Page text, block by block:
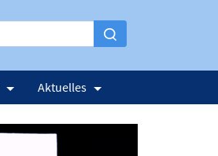
Aktuelles